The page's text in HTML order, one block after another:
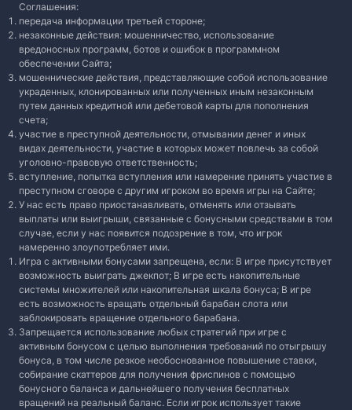
Соглашения:
передача информации третьей стороне;
незаконные действия: мошенничество, использование
вредоносных программ, ботов и ошибок в программном
обеспечении Сайта;
мошеннические действия, представляющие собой использование
украденных, клонированных или полученных иным незаконным
путем данных кредитной или дебетовой карты для пополнения
счета;
участие в преступной деятельности, отмывании денег и иных
видах деятельности, участие в которых может повлечь за собой
уголовно-правовую ответственность;
вступление, попытка вступления или намерение принять участие в
преступном сговоре с другим игроком во время игры на Сайте;
У нас есть право приостанавливать, отменять или отзывать
выплаты или выигрыши, связанные с бонусными средствами в том
случае, если у нас появится подозрение в том, что игрок
намеренно злоупотребляет ими.
Игра с активными бонусами запрещена, если: В игре присутствует
возможность выиграть джекпот; В игре есть накопительные
системы множителей или накопительная шкала бонуса; В игре
есть возможность вращать отдельный барабан слота или
заблокировать вращение отдельного барабана.
Запрещается использование любых стратегий при игре с
активным бонусом с целью выполнения требований по отыгрышу
бонуса, в том числе резкое необоснованное повышение ставки,
собирание скаттеров для получения фриспинов с помощью
бонусного баланса и дальнейшего получения бесплатных
вращений на реальный баланс. Если игрок использует такие